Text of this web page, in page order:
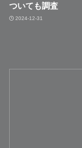
ついても調査
2024-12-31